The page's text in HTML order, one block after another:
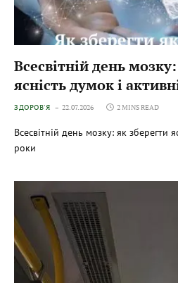
Всесвітній день
ясність думок і
ЗДОРОВ'Я 22.07.2026 2 MINS READ
Всесвітній день мозку: як зберегти
роки